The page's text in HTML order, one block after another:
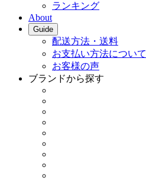
ランキング
About
Guide
配送方法・送料
お支払い方法について
お客様の声
ブランドから探す